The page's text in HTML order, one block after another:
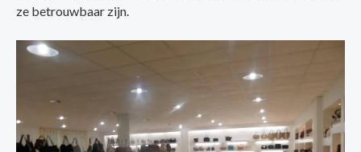
ze betrouwbaar zijn.